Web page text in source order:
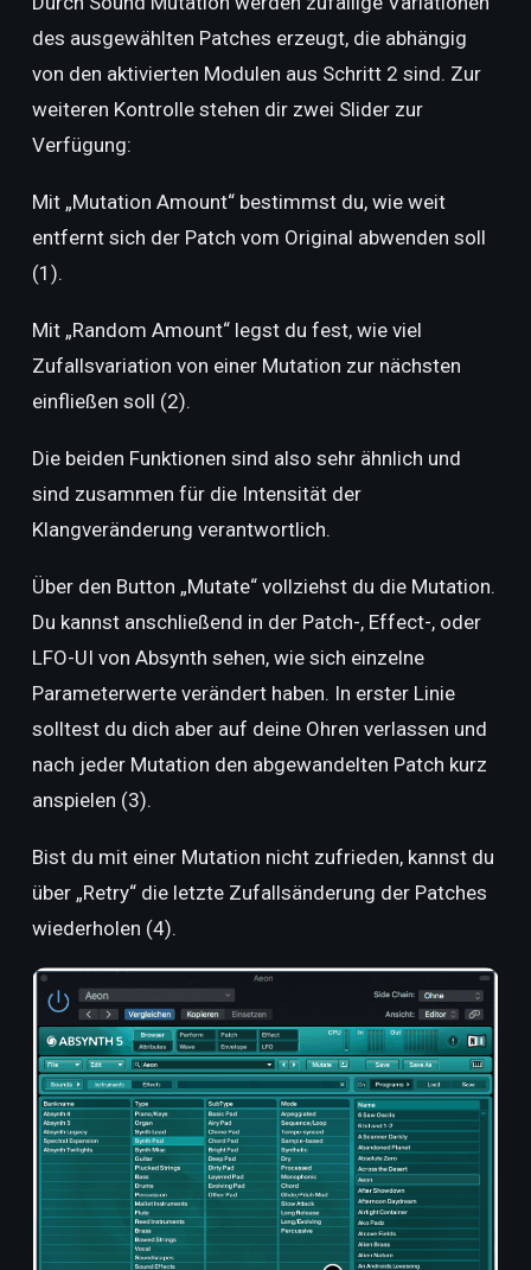
des ausgewählten Patches erzeugt, die abhängig
von den aktivierten Modulen aus Schritt 2 sind. Zur
weiteren Kontrolle stehen dir zwei Slider zur
Verfügung:
Mit „Mutation Amount“ bestimmst du, wie weit
entfernt sich der Patch vom Original abwenden soll
(1).
Mit „Random Amount“ legst du fest, wie viel
Zufallsvariation von einer Mutation zur nächsten
einfließen soll (2).
Die beiden Funktionen sind also sehr ähnlich und
sind zusammen für die Intensität der
Klangveränderung verantwortlich.
Über den Button „Mutate“ vollziehst du die Mutation.
Du kannst anschließend in der Patch-, Effect-, oder
LFO-UI von Absynth sehen, wie sich einzelne
Parameterwerte verändert haben. In erster Linie
solltest du dich aber auf deine Ohren verlassen und
nach jeder Mutation den abgewandelten Patch kurz
anspielen (3).
Bist du mit einer Mutation nicht zufrieden, kannst du
über „Retry“ die letzte Zufallsänderung der Patches
wiederholen (4).